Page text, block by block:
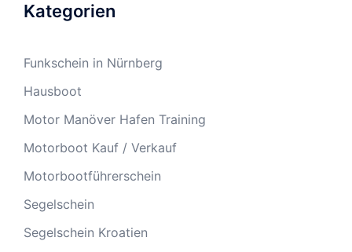
Kategorien
Funkschein in Nürnberg
Hausboot
Motor Manöver Hafen Training
Motorboot Kauf / Verkauf
Motorbootführerschein
Segelschein
Segelschein Kroatien